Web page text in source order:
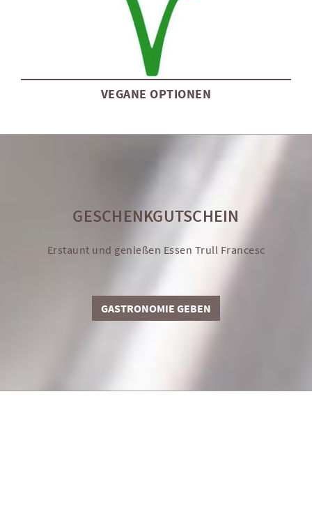
VEGANE OPTIONEN
GESCHENKGUTSCHEIN
Erstaunt und genießen Essen Trull Francesc
GASTRONOMIE GEBEN